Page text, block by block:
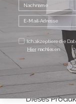
Farbe: Khaki
Das Model ist
Dieses
Ich akzeptiere die
Hiernachlesen